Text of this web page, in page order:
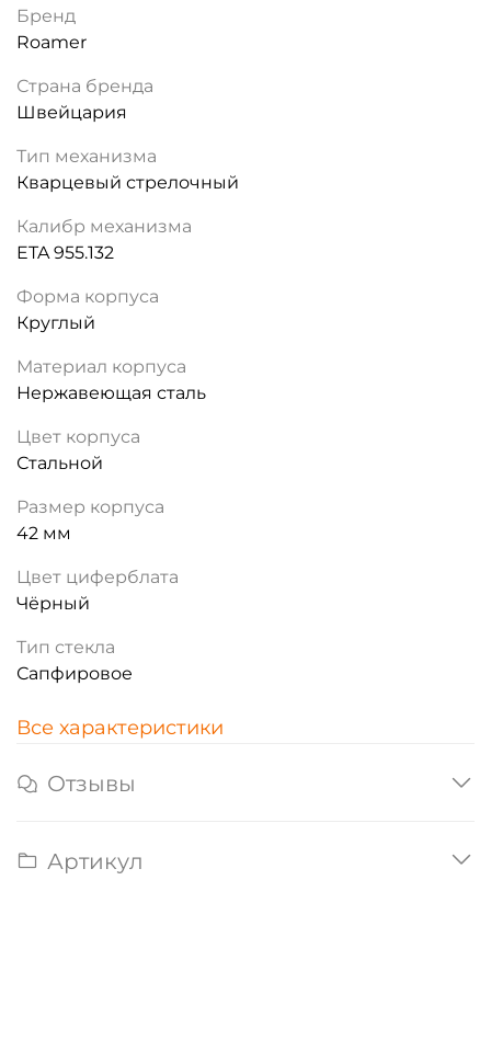
Бренд
Roamer
Страна бренда
Швейцария
Тип механизма
Кварцевый стрелочный
Калибр механизма
ETA 955.132
Форма корпуса
Круглый
Материал корпуса
Нержавеющая сталь
Цвет корпуса
Стальной
Размер корпуса
42 мм
Цвет циферблата
Чёрный
Тип стекла
Сапфировое
Все характеристики
Отзывы
Артикул